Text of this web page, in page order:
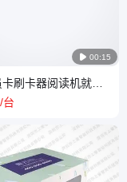
 00:15
卡刷卡器阅读机就诊
条卡密码键盘USB
/台